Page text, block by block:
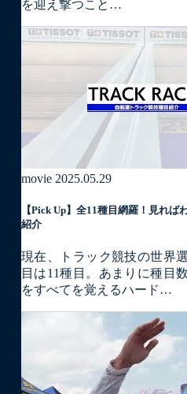
を迎え撃つこと…
movie 2025.05.29
【Pick Up】全11種目網羅！見れば
紹介
現在、トラック競技の世界
目は11種目。あまりに種目
をすべてを覚えるハード…